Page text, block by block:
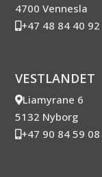
4700 Vennesla
+47 48 84 40 92
VESTLANDET
Liamyrane 6
5132 Nyborg
+47 90 84 59 08